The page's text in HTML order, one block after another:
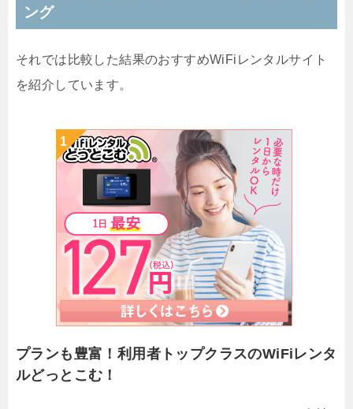
ング
それでは比較した結果のおすすめWiFiレンタルサイト
を紹介しています。
プランも豊富！利用者トップクラスのWiFiレンタ
ルどっとこむ！